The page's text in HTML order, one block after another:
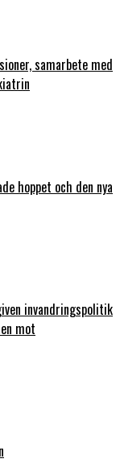
samarbete med
hoppet och den nya
invandringspolitik
mot